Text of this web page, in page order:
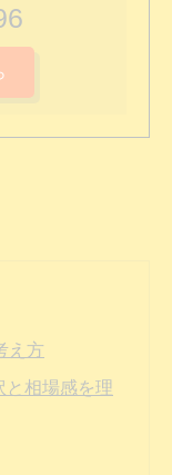
え方
と相場感を理